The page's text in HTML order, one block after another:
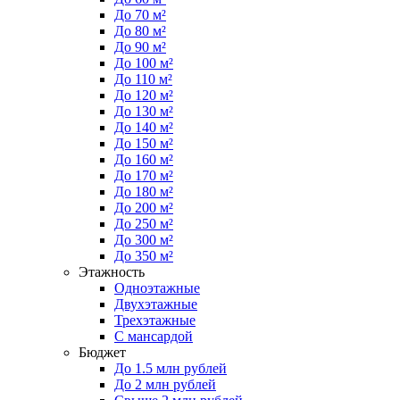
До 70 м²
До 80 м²
До 90 м²
До 100 м²
До 110 м²
До 120 м²
До 130 м²
До 140 м²
До 150 м²
До 160 м²
До 170 м²
До 180 м²
До 200 м²
До 250 м²
До 300 м²
До 350 м²
Этажность
Одноэтажные
Двухэтажные
Трехэтажные
С мансардой
Бюджет
До 1.5 млн рублей
До 2 млн рублей